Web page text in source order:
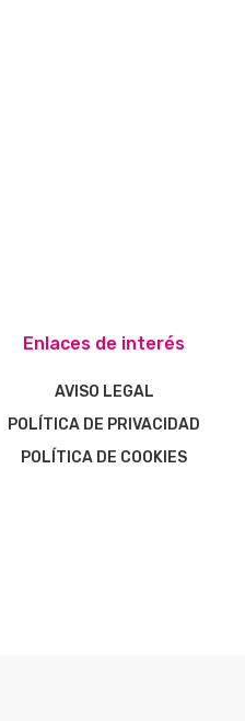
Enlaces de interés
AVISO LEGAL
POLÍTICA DE PRIVACIDAD
POLÍTICA DE COOKIES